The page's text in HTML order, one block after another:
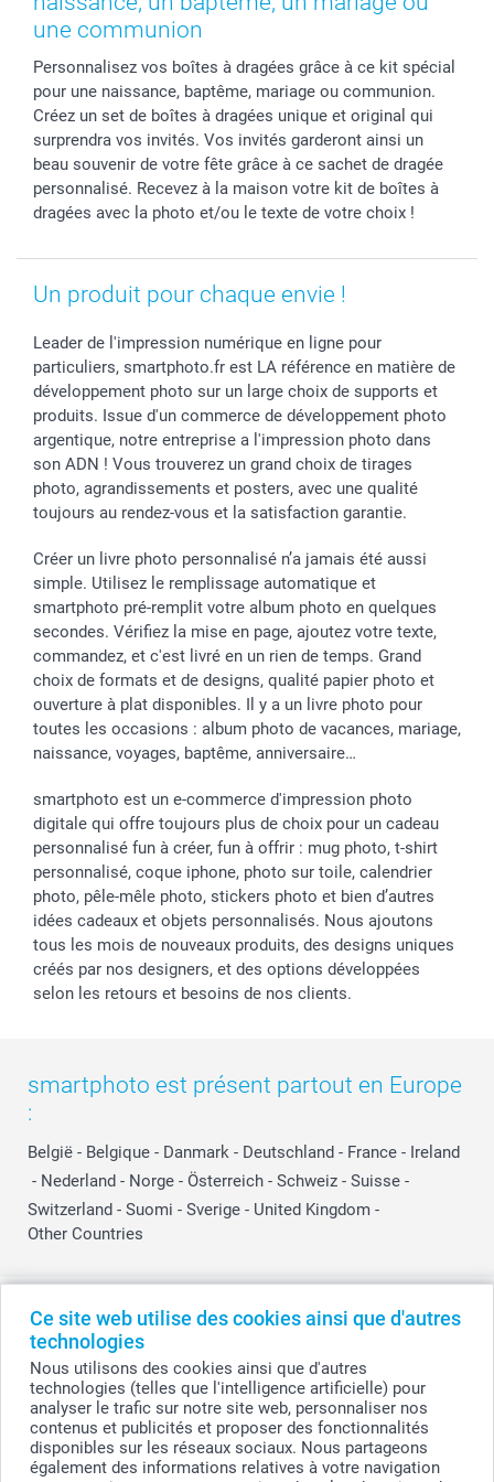
Ce site web utilise des cookies ainsi que d'autres
technologies
Nous utilisons des cookies ainsi que d'autres
technologies (telles que l'intelligence artificielle) pour
analyser le trafic sur notre site web, personnaliser nos
contenus et publicités et proposer des fonctionnalités
disponibles sur les réseaux sociaux. Nous partageons
également des informations relatives à votre navigation
Cadres photo & accessoires déco
Communion
Toussaint
Rentrée des classes
Saint-Valentin
Vacances
Vie privée
Tarifs
Partenariats & Influence
Investisseurs
smartfriends
Modes de paiement
Grandes quantités
Statut de ma commande
une communion
Personnalisez vos boîtes à dragées grâce à ce kit spécial
pour une naissance, baptême, mariage ou communion.
Créez un set de boîtes à dragées unique et original qui
surprendra vos invités. Vos invités garderont ainsi un
beau souvenir de votre fête grâce à ce sachet de dragée
personnalisé. Recevez à la maison votre kit de boîtes à
dragées avec la photo et/ou le texte de votre choix !
Un produit pour chaque envie !
Leader de l'impression numérique en ligne pour
particuliers, smartphoto.fr est LA référence en matière de
développement photo sur un large choix de supports et
produits. Issue d'un commerce de développement photo
argentique, notre entreprise a l'impression photo dans
son ADN ! Vous trouverez un grand choix de tirages
photo, agrandissements et posters, avec une qualité
toujours au rendez-vous et la satisfaction garantie.
Créer un livre photo personnalisé n’a jamais été aussi
simple. Utilisez le remplissage automatique et
smartphoto pré-remplit votre album photo en quelques
secondes. Vérifiez la mise en page, ajoutez votre texte,
commandez, et c'est livré en un rien de temps. Grand
choix de formats et de designs, qualité papier photo et
ouverture à plat disponibles. Il y a un livre photo pour
toutes les occasions : album photo de vacances, mariage,
naissance, voyages, baptême, anniversaire…
smartphoto est un e-commerce d'impression photo
digitale qui offre toujours plus de choix pour un cadeau
personnalisé fun à créer, fun à offrir : mug photo, t-shirt
personnalisé, coque iphone, photo sur toile, calendrier
photo, pêle-mêle photo, stickers photo et bien d’autres
idées cadeaux et objets personnalisés. Nous ajoutons
tous les mois de nouveaux produits, des designs uniques
créés par nos designers, et des options développées
selon les retours et besoins de nos clients.
smartphoto est présent partout en Europe
:
België - Belgique - Danmark - Deutschland - France - Ireland
- Nederland - Norge - Österreich - Schweiz - Suisse -
Switzerland - Suomi - Sverige - United Kingdom -
Other Countries
© smartphoto group. Tous droits réservés
smartphoto group SA.
Siège social : Kwatrechtsteenweg 160, 9230 Wetteren, Belgique
Numéro de TVA BE 0405.706.755
Numéro d'entreprise 0405.706.755.
Coordonnées bancaires: IBAN BE71 2850 2711 5569 - BIC: GEBABEBB
Tous les prix sont en EURO (€), TVA incluse et hors frais de port.